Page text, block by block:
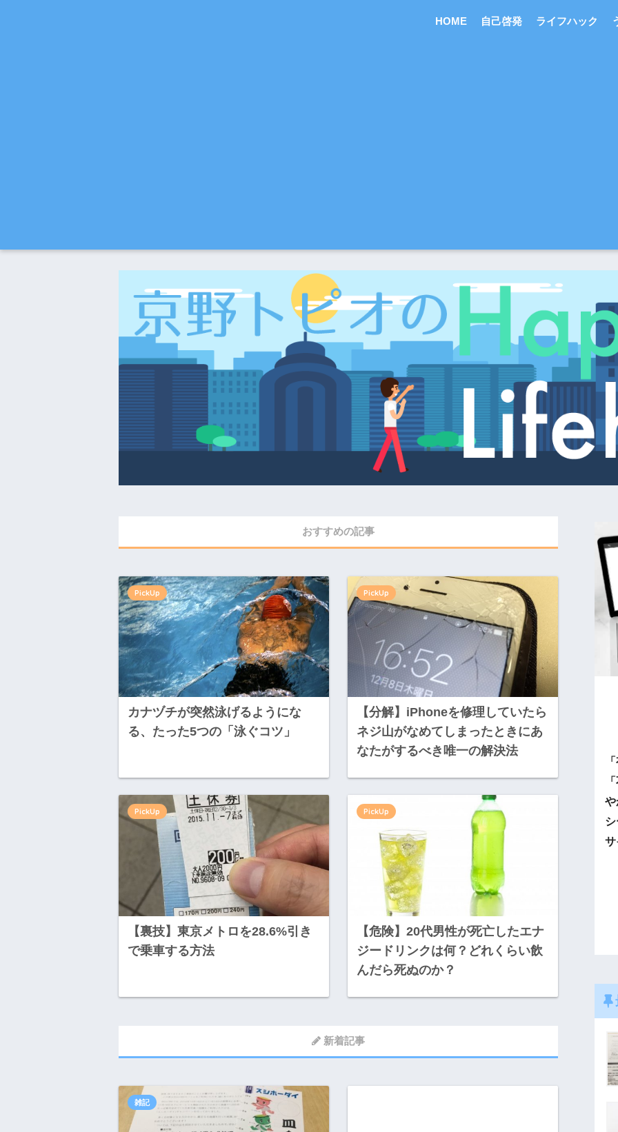
HOME 自己啓発 ライフハック
おすすめの記事
カナヅチが突然泳げるようにな
る、たった5つの「泳ぐコツ」
PickUp
【分解】iPhoneを修理していたら
ネジ山がなめてしまったときにあ
なたがするべき唯一の解決法
PickUp
【裏技】東京メトロを28.6%引き
で乗車する方法
PickUp
【危険】20代男性が死亡したエナ
ジードリンクは何？どれくらい飲
んだら死ぬのか？
PickUp
新着記事
雑記
や
サ